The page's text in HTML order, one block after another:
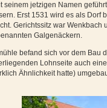
seinem jetzigen Namen
Erst 1531 wird es als Dorf
Gerichtssitz war
Galgenäckern.
befand sich vor dem Bau
Lohnseite auch
Ähnlichkeit hatte)